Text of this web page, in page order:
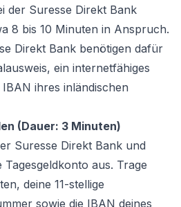
der Suresse Direkt Bank
8 bis 10 Minuten in Anspruch.
Direkt Bank benötigen dafür
ein internetfähiges
ihres inländischen
(Dauer: 3 Minuten)
Suresse Direkt Bank und
aus. Trage
deine 11-stellige
sowie die IBAN deines